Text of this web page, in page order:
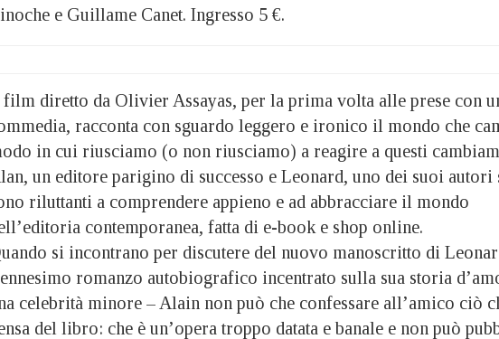
e Guillame Canet. Ingresso 5 €.
diretto da Olivier Assayas, per la prima volta alle prese con
racconta con sguardo leggero e ironico il mondo che
in cui riusciamo (o non riusciamo) a reagire a questi
un editore parigino di successo e Leonard, uno dei suoi
riluttanti a comprendere appieno e ad abbracciare il mondo
contemporanea, fatta di e-book e shop online.
si incontrano per discutere del nuovo manoscritto di
romanzo autobiografico incentrato sulla sua storia
celebrità minore – Alain non può che confessare all’amico ciò
del libro: che è un’opera troppo datata e banale e non può